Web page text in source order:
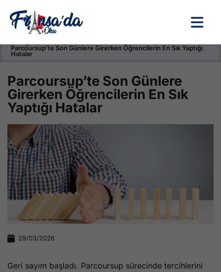
Parcoursup’te Son Günlere Girerken Öğrencilerin En Sık Yaptığı
Hatalar
Parcoursup’te Son Günlere
Girerken Öğrencilerin En Sık
Yaptığı Hatalar
29/03/2026
Geri sayım başladı. Parcoursup sürecinde tercihlerini